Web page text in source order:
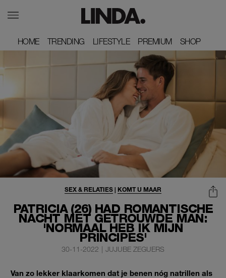
HOME
HOME TRENDING
TRENDING LIFESTYLE
LIFESTYLE PREMIUM
PREMIUM SHOP
SHOP
PATRICIA (26) HAD ROMANTISCHE
NACHT MET GETROUWDE MAN:
'NORMAAL HEB IK MIJN
PRINCIPES'
SEX & RELATIES | KOMT U MAAR
30-11-2022 | JUJUBE ZEGUERS
Van zo lekker klaarkomen dat je benen nóg natrillen als